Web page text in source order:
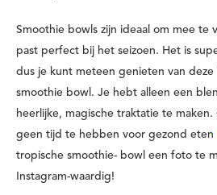
Smoothie bowls zijn ideaal om mee te
past perfect bij het seizoen. Het is
dus je kunt meteen genieten van
smoothie bowl. Je hebt alleen een
heerlijke, magische traktatie te maken.
geen tijd te hebben voor gezond eten
tropische smoothie- bowl een foto te
Instagram-waardig!